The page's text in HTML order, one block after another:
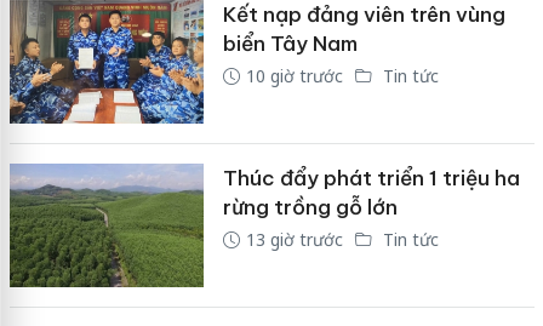
Kết nạp đảng viên trên vùng
biển Tây Nam
10 giờ trước Tin tức
Thúc đẩy phát triển 1 triệu ha
rừng trồng gỗ lớn
13 giờ trước Tin tức